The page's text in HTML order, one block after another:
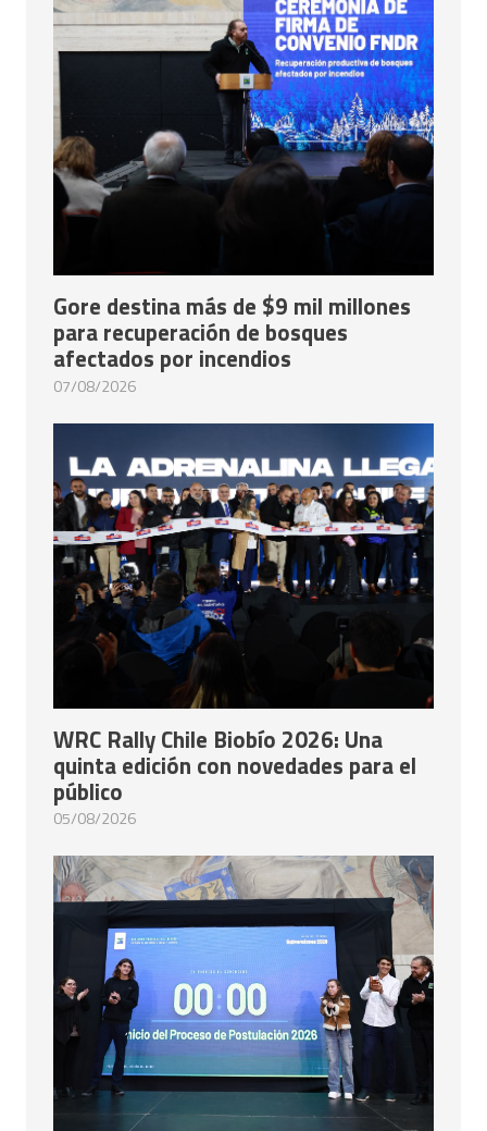
Gore destina más de $9 mil millones
para recuperación de bosques
afectados por incendios
07/08/2026
WRC Rally Chile Biobío 2026: Una
quinta edición con novedades para el
público
05/08/2026